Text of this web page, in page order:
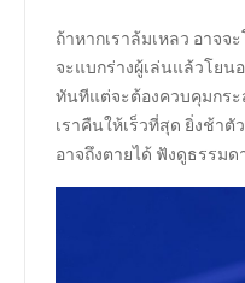
ถ้าหากเราล้มเหลว อาจ
จะแบกร่างผู้เล่นแล้วโยน
ทันทีแต่จะต้องควบคุมกร
เราคืนให้เร็วที่สุด ยิ่งช้าตั
อาจถึงตายได้ ฟังดูธรรม